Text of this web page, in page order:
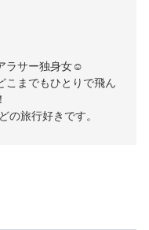
ラサー独身女☺️
こまでもひとりで飛ん
の旅行好きです。